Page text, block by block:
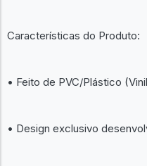
Características do Produto:
• Feito de PVC/Plástico
• Design exclusivo